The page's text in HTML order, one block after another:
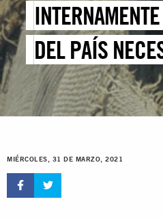
DEL PAÍS
URGENTE EN
LA PANDEMIA
MIÉRCOLES, 31 DE MARZO, 2021